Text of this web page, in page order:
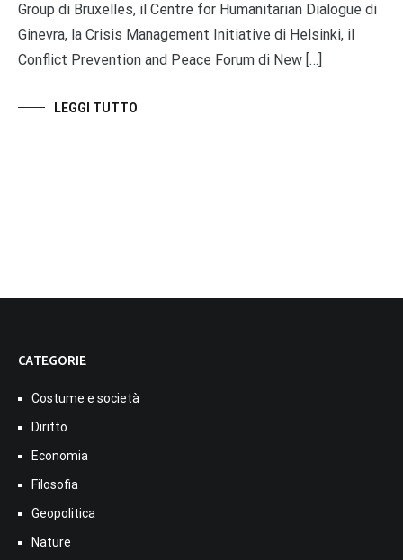
Group di Bruxelles, il Centre for Humanitarian Dialogue di
Ginevra, la Crisis Management Initiative di Helsinki, il
Conflict Prevention and Peace Forum di New […]
LEGGI TUTTO
CATEGORIE
Costume e società
Diritto
Economia
Filosofia
Geopolitica
Nature